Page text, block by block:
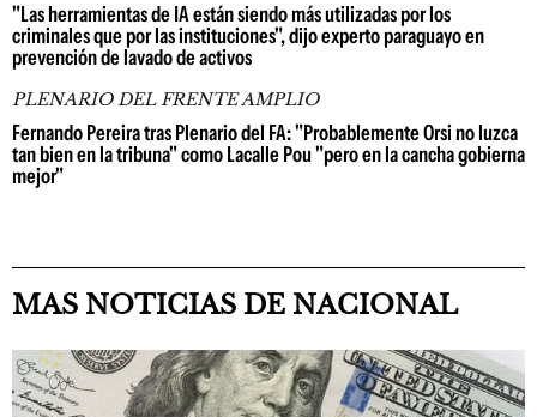
"Las herramientas de IA están siendo más utilizadas por los
criminales que por las instituciones", dijo experto paraguayo en
prevención de lavado de activos
PLENARIO DEL FRENTE AMPLIO
Fernando Pereira tras Plenario del FA: "Probablemente Orsi no luzca
tan bien en la tribuna" como Lacalle Pou "pero en la cancha gobierna
mejor"
MAS NOTICIAS DE NACIONAL